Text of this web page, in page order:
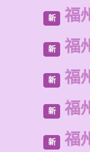
新 福
新 福
新 福
新 福
新 福